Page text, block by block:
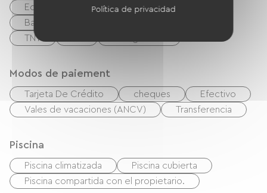
Equipo para bebés
Salón de jardín
Barbacoa
TNT
Modos de paiement
Tarjeta De Crédito cheques
Efectivo
Vales de vacaciones (ANCV)
Transferencia
Piscina
Piscina climatizada
Piscina cubierta
Piscina compartida con el propietario.
Política de privacidad